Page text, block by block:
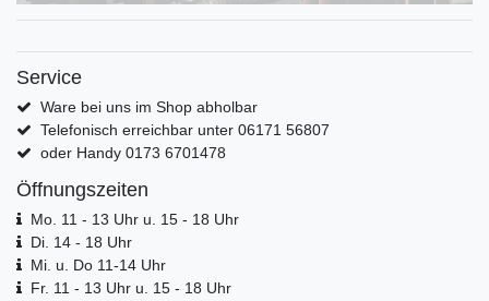
Service
Ware bei uns im Shop abholbar
Telefonisch erreichbar unter 06171 56807
oder Handy 0173 6701478
Öffnungszeiten
Mo. 11 - 13 Uhr u. 15 - 18 Uhr
Di. 14 - 18 Uhr
Mi. u. Do 11-14 Uhr
Fr. 11 - 13 Uhr u. 15 - 18 Uhr